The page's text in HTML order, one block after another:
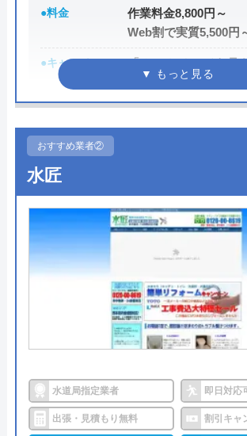
●料金
作業料金8,800円～
Web割で実質5,500円
●キャンペーン
「ホームページを見
だけで、WEB割で
3,000円割引！
●駆けつけ時間 最短20分
●定休日 年中無休
●出張見積もり 出張・見積もり無料
●支払い方法
現金、銀行振込、モ
い決済、クレジット
年間25万件、累計500
換実績
工事保証12年・商
詳細は公式HP
おすすめ業者②
水匠
水道局指定業者 即日対応
出張・見積もり無料 割引キャ